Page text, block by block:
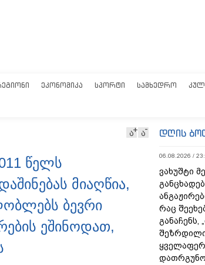
ᲔᲙᲝᲜᲝᲛᲘᲙᲐ ᲡᲞᲝᲠᲢᲘ ᲡᲐᲛᲮᲔᲓᲠᲝ
ა ა
წელს
მიაღწია,
ბევრი
ეშინოდათ,
დღის
06.08.2026 /
ვახუშტი
რაც
განაჩენს,